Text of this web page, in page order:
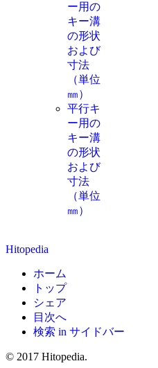
ー用の
キー溝
の形状
および
寸法
（単位
㎜）
平行キ
ー用の
キー溝
の形状
および
寸法
（単位
㎜）
Hitopedia
ホーム
トップ
シェア
目次へ
検索 in サイドバー
© 2017 Hitopedia.